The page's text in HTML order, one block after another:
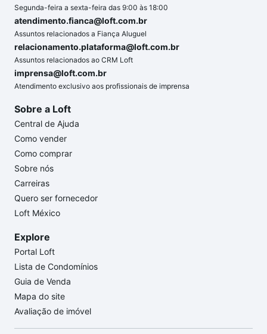
Segunda-feira a sexta-feira das 9:00 às 18:00
atendimento.fianca@loft.com.br
Assuntos relacionados a Fiança Aluguel
relacionamento.plataforma@loft.com.br
Assuntos relacionados ao CRM Loft
imprensa@loft.com.br
Atendimento exclusivo aos profissionais de imprensa
Sobre a Loft
Central de Ajuda
Como vender
Como comprar
Sobre nós
Carreiras
Quero ser fornecedor
Loft México
Explore
Portal Loft
Lista de Condomínios
Guia de Venda
Mapa do site
Avaliação de imóvel